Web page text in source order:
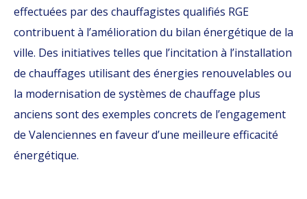
effectuées par des chauffagistes qualifiés RGE
contribuent à l’amélioration du bilan énergétique de la
ville. Des initiatives telles que l’incitation à l’installation
de chauffages utilisant des énergies renouvelables ou
la modernisation de systèmes de chauffage plus
anciens sont des exemples concrets de l’engagement
de Valenciennes en faveur d’une meilleure efficacité
énergétique.